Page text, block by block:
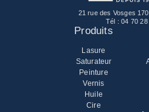
21 rue des Vosges
Tél :04 70
Produits
Lasure
Saturateur
Peinture
Vernis
Huile
Cire